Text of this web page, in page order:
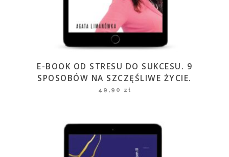
E-BOOK OD STRESU DO SUKCESU. 9
SPOSOBÓW NA SZCZĘŚLIWE ŻYCIE.
49,90 zł